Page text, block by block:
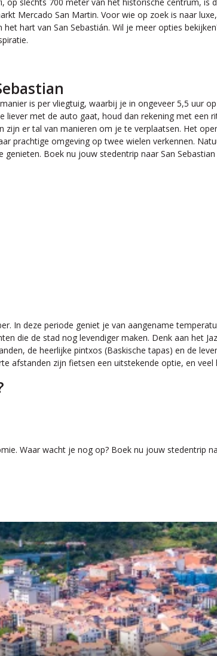
Mercado San Martin. Voor wie op zoek is naar
hart van San Sebastián. Wil je meer opties
is per vliegtuig, waarbij je in ongeveer 5,5 uur
met de auto gaat, houd dan rekening met een
zijn er tal van manieren om je te verplaatsen. Het
prachtige omgeving op twee wielen verkennen.
Boek nu jouw stedentrip naar San
In deze periode geniet je van aangename
die de stad nog levendiger maken. Denk aan het
de heerlijke pintxos (Baskische tapas) en de
afstanden zijn fietsen een uitstekende optie, en veel
Waar wacht je nog op? Boek nu jouw stedentrip